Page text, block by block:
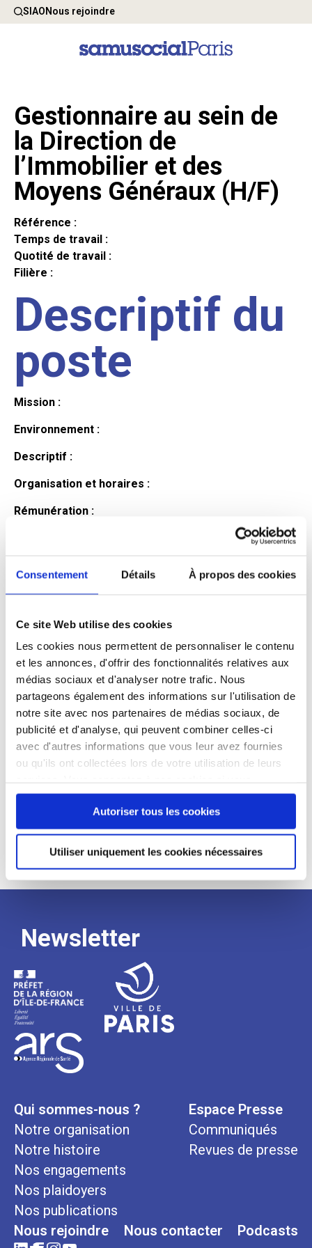
Consentement Détails À propos des cookies
Ce site Web utilise des cookies
Les cookies nous permettent de personnaliser le contenu
et les annonces, d'offrir des fonctionnalités relatives aux
médias sociaux et d'analyser notre trafic. Nous
partageons également des informations sur l'utilisation de
notre site avec nos partenaires de médias sociaux, de
publicité et d'analyse, qui peuvent combiner celles-ci
avec d'autres informations que vous leur avez fournies
ou qu'ils ont collectées lors de votre utilisation de leurs
continuez à utiliser notre site Web.
Autoriser tous les cookies
Utiliser uniquement les cookies nécessaires
SIAONous rejoindre
Gestionnaire au sein de
la Direction de
l’Immobilier et des
Moyens Généraux (H/F)
Référence :
Temps de travail :
Quotité de travail :
Filière :
Descriptif du
poste
Mission :
Environnement :
Descriptif :
Organisation et horaires :
Rémunération :
Profil du
candidat
Qualifications et diplômes :
Profil recherché :
Processus
de
recrutement
Newsletter
Qui sommes-nous ?
Notre organisation
Notre histoire
Nos engagements
Nos plaidoyers
Nos publications
Espace Presse
Communiqués
Revues de presse
Nous rejoindre Nous contacter Podcasts